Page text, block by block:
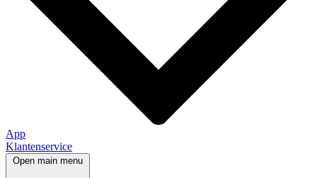
App
Klantenservice
Open main menu